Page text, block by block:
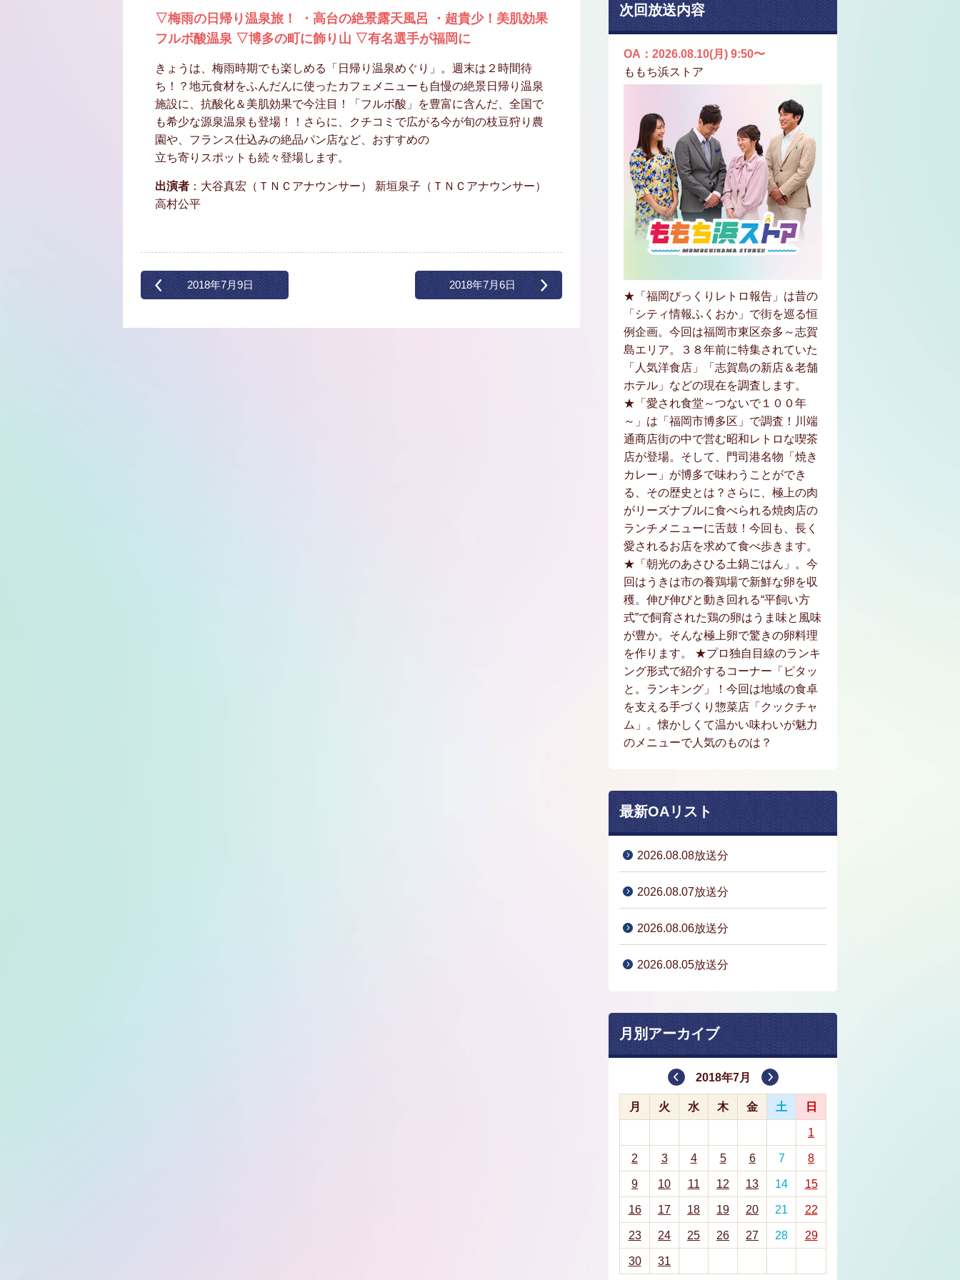
▽梅雨の日帰り温泉旅！ ・高台の絶景露天風呂 ・超貴少！美肌効果
フルボ酸温泉 ▽博多の町に飾り山 ▽有名選手が福岡に
きょうは、梅雨時期でも楽しめる「日帰り温泉めぐり」。週末は２時間待
ち！？地元食材をふんだんに使ったカフェメニューも自慢の絶景日帰り温泉
施設に、抗酸化＆美肌効果で今注目！「フルボ酸」を豊富に含んだ、全国で
も希少な源泉温泉も登場！！さらに、クチコミで広がる今が旬の枝豆狩り農
園や、フランス仕込みの絶品パン店など、おすすめの
立ち寄りスポットも続々登場します。
出演者 ：大谷真宏（ＴＮＣアナウンサー） 新垣泉子（ＴＮＣアナウンサー）
高村公平
2018年7月9日 2018年7月6日
次回放送内容
OA：2026.08.10(月) 9:50〜
ももち浜ストア
★「福岡びっくりレトロ報告」は昔の
「シティ情報ふくおか」で街を巡る恒
例企画。今回は福岡市東区奈多～志賀
島エリア。３８年前に特集されていた
「人気洋食店」「志賀島の新店＆老舗
ホテル」などの現在を調査します。
★「愛され食堂～つないで１００年
～」は「福岡市博多区」で調査！川端
通商店街の中で営む昭和レトロな喫茶
店が登場。そして、門司港名物「焼き
カレー」が博多で味わうことができ
る、その歴史とは？さらに、極上の肉
がリーズナブルに食べられる焼肉店の
ランチメニューに舌鼓！今回も、長く
愛されるお店を求めて食べ歩きます。
★「朝光のあさひる土鍋ごはん」。今
回はうきは市の養鶏場で新鮮な卵を収
穫。伸び伸びと動き回れる“平飼い方
式”で飼育された鶏の卵はうま味と風味
が豊か。そんな極上卵で驚きの卵料理
を作ります。 ★プロ独自目線のランキ
ング形式で紹介するコーナー「ピタッ
と。ランキング」！今回は地域の食卓
を支える手づくり惣菜店「クックチャ
ム」。懐かしくて温かい味わいが魅力
のメニューで人気のものは？
最新OAリスト
2026.08.08放送分
2026.08.07放送分
2026.08.06放送分
2026.08.05放送分
月別アーカイブ
2018年7月
月 火 水 木 金 土 日
1
2 3 4 5 6 7 8
9 10 11 12 13 14 15
16 17 18 19 20 21 22
23 24 25 26 27 28 29
30 31